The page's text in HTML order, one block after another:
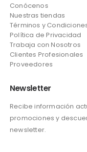
Conócenos
Nuestras tiendas
Términos y
Política de Privacidad
Trabaja con Nosotros
Clientes Profesionales
Proveedores
Newsletter
Recibe información
promociones y
newsletter.